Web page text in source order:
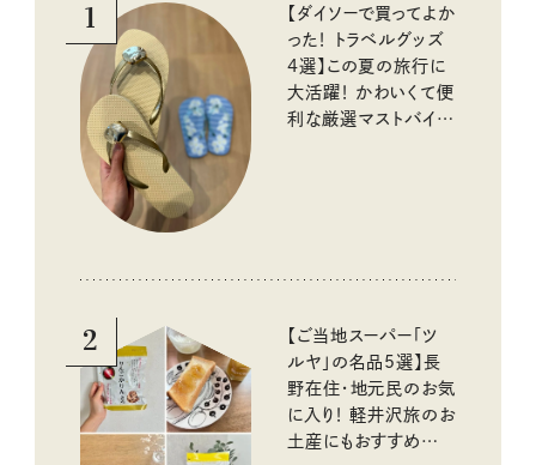
1
【ダイソーで買ってよか
った！ トラベルグッズ
4選】この夏の旅行に
大活躍！ かわいくて便
利な厳選マストバイア
2
【ご当地スーパー「ツ
ルヤ」の名品5選】長
野在住・地元民のお気
に入り！ 軽井沢旅のお
土産にもおすすめのお